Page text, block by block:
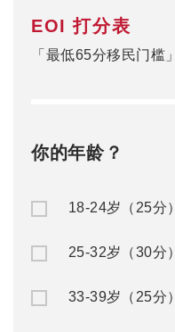
EOI 打分表
「最低65分移民门槛」
你的年龄？
18-24岁（25分）
25-32岁（30分）
33-39岁（25分）